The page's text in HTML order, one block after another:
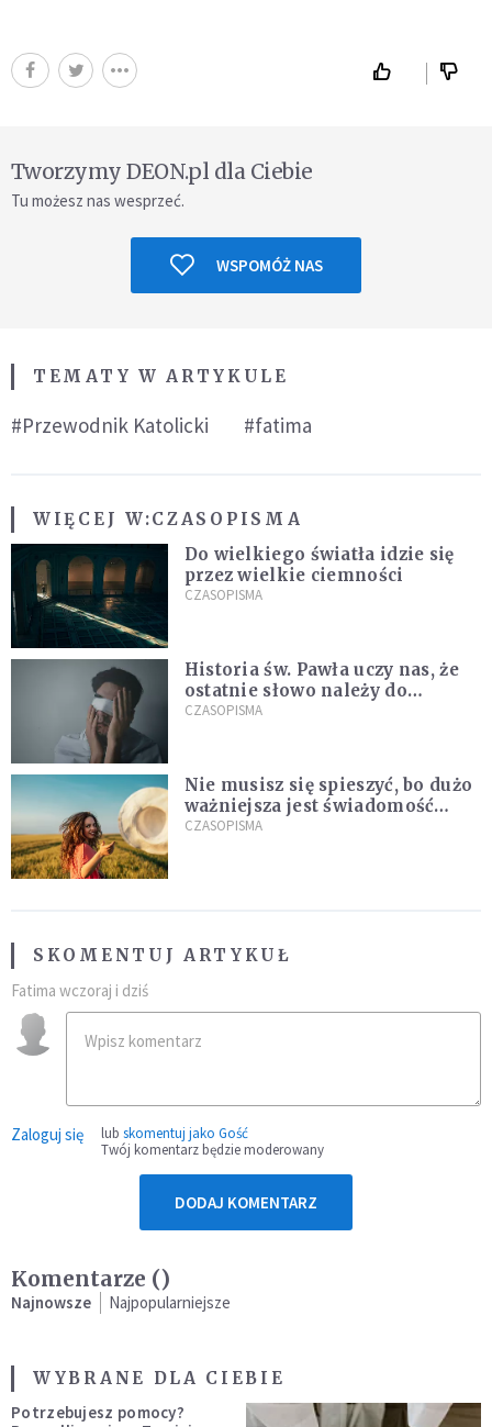
Tworzymy DEON.pl dla Ciebie
Tu możesz nas wesprzeć.
WSPOMÓŻ NAS
TEMATY W ARTYKULE
#Przewodnik Katolicki #fatima
WIĘCEJ W:CZASOPISMA
Do wielkiego światła idzie się
przez wielkie ciemności
CZASOPISMA
Historia św. Pawła uczy nas, że
ostatnie słowo należy do
światła, a nie do ciemności
CZASOPISMA
Nie musisz się spieszyć, bo dużo
ważniejsza jest świadomość
kierunku
CZASOPISMA
SKOMENTUJ ARTYKUŁ
Fatima wczoraj i dziś
Zaloguj się lub skomentuj jako Gość
Twój komentarz będzie moderowany
DODAJ KOMENTARZ
Komentarze ()
Najnowsze Najpopularniejsze
WYBRANE DLA CIEBIE
Potrzebujesz pomocy?